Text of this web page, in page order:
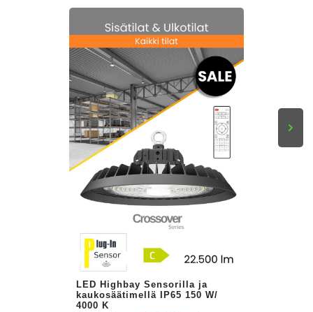
LED Highbay Sensorilla ja
kaukosäätimellä IP65 150 W/
4000 K